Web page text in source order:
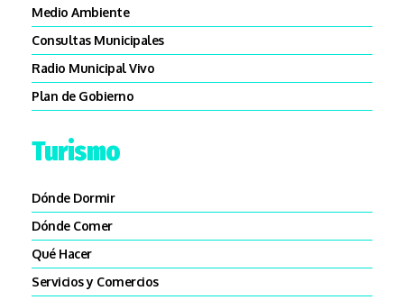
Medio Ambiente
Consultas Municipales
Radio Municipal Vivo
Plan de Gobierno
Turismo
Dónde Dormir
Dónde Comer
Qué Hacer
Servicios y Comercios